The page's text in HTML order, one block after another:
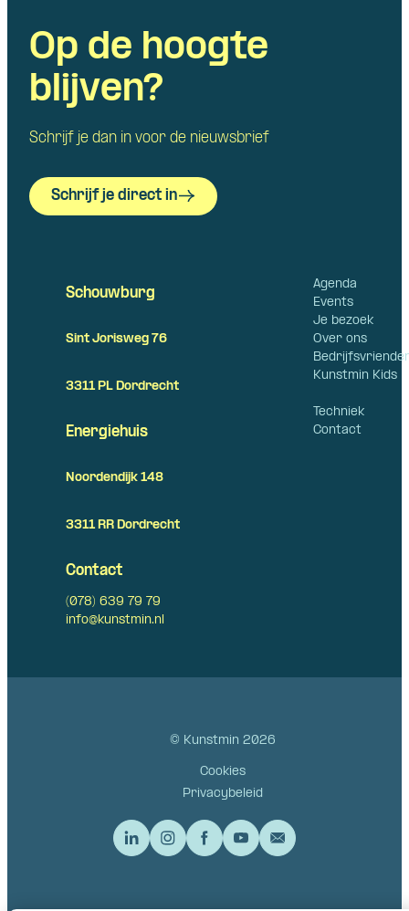
Op de hoogte
blijven?
Schrijf je dan in voor de nieuwsbrief
Schrijf je direct in
Agenda
Events
Je bezoek
Over ons
Kunstmin Kids
Techniek
Contact
Schouwburg
Sint Jorisweg 76
3311 PL Dordrecht
Energiehuis
Noordendijk 148
3311 RR Dordrecht
Contact
(078) 639 79 79
info@kunstmin.nl
© Kunstmin 2026
Cookies
Privacybeleid